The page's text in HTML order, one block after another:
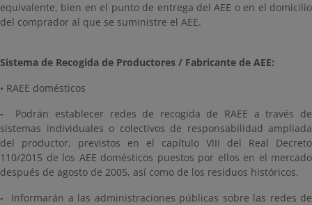
equivalente, bien en el punto de entrega del AEE o en el domicilio
del comprador al que se suministre el AEE.
Sistema de Recogida de Productores / Fabricante de AEE:
• RAEE domésticos
- Podrán establecer redes de recogida de RAEE a través de
sistemas individuales o colectivos de responsabilidad ampliada
del productor, previstos en el capítulo VIII del Real Decreto
110/2015 de los AEE domésticos puestos por ellos en el mercado
después de agosto de 2005, así como de los residuos históricos.
- Informarán a las administraciones públicas sobre las redes de